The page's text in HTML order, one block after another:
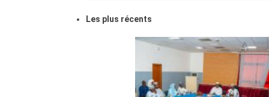
Les plus récents